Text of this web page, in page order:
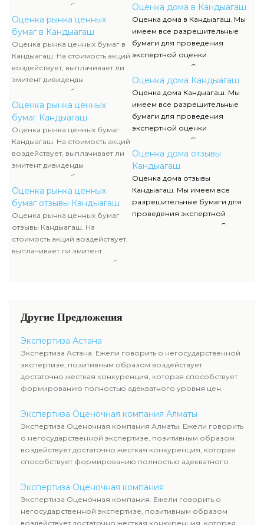
акционерам либо проценты по
облигациям, какой размер
данных выплат. Определение
прибыльности акций считается
составляющей рыночной
стоимости и используется
оценщиком наряду с оценкой
имущества компании-эмитента,
чтоб узнать настоящую
стоимость ценных бумаг.
Оценка рынка ценных
бумаг в Кандыагаш
Оценка рынка ценных бумаг в
Кандыагаш. На стоимость акций
воздействует, выплачивает ли
эмитент дивиденды
акционерам либо проценты по
облигациям, какой размер
данных выплат. Определение
прибыльности акций считается
составляющей рыночной
стоимости и используется
оценщиком наряду с оценкой
имущества компании-эмитента,
чтоб узнать настоящую
стоимость ценных бумаг.
Оценка рынка ценных
бумаг Кандыагаш
Оценка рынка ценных бумаг
Кандыагаш. На стоимость акций
воздействует, выплачивает ли
эмитент дивиденды
акционерам либо проценты по
облигациям, какой размер
данных выплат. Определение
прибыльности акций считается
составляющей рыночной
стоимости и используется
оценщиком наряду с оценкой
имущества компании-эмитента,
Оценка рынка ценных
бумаг отзывы Кандыагаш
Оценка рынка ценных бумаг
отзывы Кандыагаш. На
стоимость акций воздействует,
выплачивает ли эмитент
дивиденды акционерам либо
рыночной стоимости и
наряду с оценкой имущества
компании-эмитента, чтоб
узнать настоящую стоимость
ценных бумаг.
документов, их отображение и
сканы можно отыскать в
разделе нашего сайта.
Оценка дома в Кандыагаш
Оценка дома в Кандыагаш. Мы
имеем все разрешительные
бумаги для проведения
экспертной оценки
недвижимости. Список данных
документов, их отображение и
сканы можно отыскать в
разделе нашего сайта.
Оценка дома Кандыагаш
Оценка дома Кандыагаш. Мы
имеем все разрешительные
бумаги для проведения
экспертной оценки
недвижимости. Список данных
документов, их отображение и
сканы можно отыскать в
разделе нашего сайта.
Оценка дома отзывы
Кандыагаш
Оценка дома отзывы
Кандыагаш. Мы имеем все
разрешительные бумаги для
проведения экспертной
оценки недвижимости. Список
Другие Предложения
Экспертиза Астана
Экспертиза Астана. Ежели говорить о негосударственной
экспертизе, позитивным образом воздействует
достаточно жесткая конкуренция, которая способствует
формированию полностью адекватного уровня цен.
Экспертиза Оценочная компания Алматы
Экспертиза Оценочная компания Алматы. Ежели говорить
о негосударственной экспертизе, позитивным образом
воздействует достаточно жесткая конкуренция, которая
способствует формированию полностью адекватного
Экспертиза Оценочная компания
Экспертиза Оценочная компания. Ежели говорить о
негосударственной экспертизе, позитивным образом
воздействует достаточно жесткая конкуренция, которая